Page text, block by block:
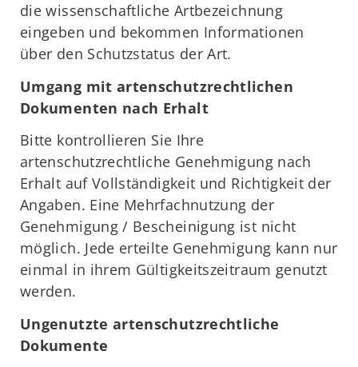
die wissenschaftliche Artbezeichnung
eingeben und bekommen Informationen
über den Schutzstatus der Art.
Umgang mit artenschutzrechtlichen
Dokumenten nach Erhalt
Bitte kontrollieren Sie Ihre
artenschutzrechtliche Genehmigung nach
Erhalt auf Vollständigkeit und Richtigkeit der
Angaben. Eine Mehrfachnutzung der
Genehmigung / Bescheinigung ist nicht
möglich. Jede erteilte Genehmigung kann nur
einmal in ihrem Gültigkeitszeitraum genutzt
werden.
Ungenutzte artenschutzrechtliche
Dokumente